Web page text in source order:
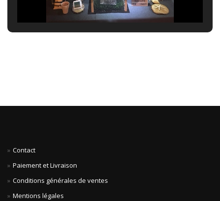
Contact
Paiement et Livraison
Conditions générales de ventes
Mentions légales